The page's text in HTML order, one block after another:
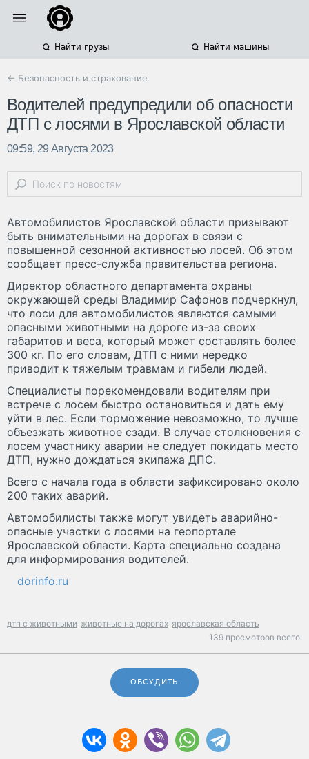
Найти грузы Найти машины
← Безопасность и страхование
Водителей предупредили об опасности
ДТП с лосями в Ярославской области
09:59, 29 Августа 2023
Автомобилистов Ярославской области призывают
быть внимательными на дорогах в связи с
повышенной сезонной активностью лосей. Об этом
сообщает пресс-служба правительства региона.
Директор областного департамента охраны
окружающей среды Владимир Сафонов подчеркнул,
что лоси для автомобилистов являются самыми
опасными животными на дороге из-за своих
габаритов и веса, который может составлять более
300 кг. По его словам, ДТП с ними нередко
приводит к тяжелым травмам и гибели людей.
Специалисты порекомендовали водителям при
встрече с лосем быстро остановиться и дать ему
уйти в лес. Если торможение невозможно, то лучше
объезжать животное сзади. В случае столкновения с
лосем участнику аварии не следует покидать место
ДТП, нужно дождаться экипажа ДПС.
Всего с начала года в области зафиксировано около
200 таких аварий.
Автомобилисты также могут увидеть аварийно-
опасные участки с лосями на геопортале
Ярославской области. Карта специально создана
для информирования водителей.
dorinfo.ru
дтп с животными животные на дорогах ярославская область
139 просмотров всего.
ОБСУДИТЬ